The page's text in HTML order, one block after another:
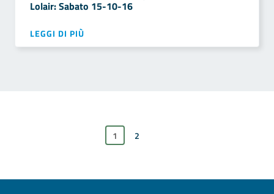
Lolair: Sabato 15-10-16
LEGGI DI PIÙ
1 2
xxxPagina successiva